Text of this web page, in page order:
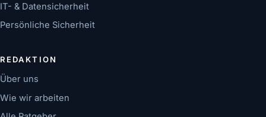
IT- & Datensicherheit
Persönliche Sicherheit
REDAKTION
Über uns
Wie wir arbeiten